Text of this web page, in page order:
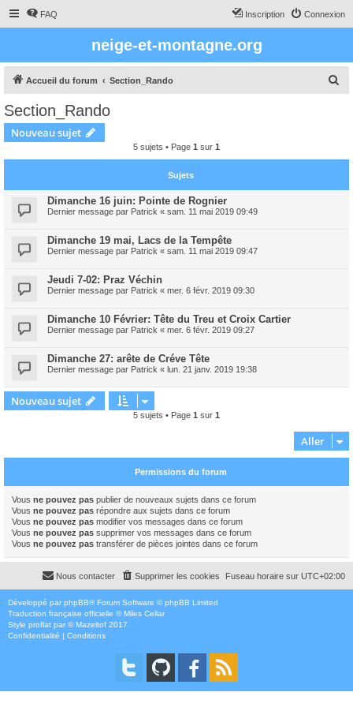
FAQ Connexion
Inscription
neige-et-montagne.org
Accueil du forum Section_Rando
c
Section_Rando
Nouveau sujet
5 sujets • Page 1 sur 1
Sujets
Dimanche 16 juin: Pointe de Rognier
Dernier message par Patrick « sam. 11 mai 2019 09:49
Dimanche 19 mai, Lacs de la Tempête
Dernier message par Patrick « sam. 11 mai 2019 09:47
Jeudi 7-02: Praz Véchin
Dernier message par Patrick « mer. 6 févr. 2019 09:30
Dimanche 10 Février: Tête du Treu et Croix Cartier
Dernier message par Patrick « mer. 6 févr. 2019 09:27
Dimanche 27: arête de Créve Tête
Dernier message par Patrick « lun. 21 janv. 2019 19:38
Nouveau sujet
5 sujets • Page 1 sur 1
Aller
Permissions du forum
Vous ne pouvez pas publier de nouveaux sujets dans ce forum
Vous ne pouvez pas répondre aux sujets dans ce forum
Vous ne pouvez pas modifier vos messages dans ce forum
Vous ne pouvez pas supprimer vos messages dans ce forum
Vous ne pouvez pas transférer de pièces jointes dans ce forum
Fuseau horaire sur UTC+02:00
Supprimer les cookies
Nous contacter
Développé par phpBB® Forum Software © phpBB Limited
Traduction française officielle ©Miles Cellar
Style proflat par ©Mazeltof 2017
Confidentialité | Conditions